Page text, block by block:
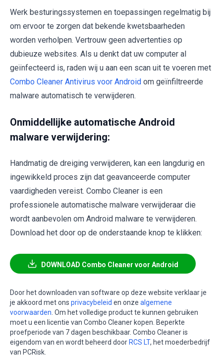
Werk besturingssystemen en toepassingen regelmatig bij
om ervoor te zorgen dat bekende kwetsbaarheden
worden verholpen. Vertrouw geen advertenties op
dubieuze websites. Als u denkt dat uw computer al
geïnfecteerd is, raden wij u aan een scan uit te voeren met
Combo Cleaner Antivirus voor Android om geïnfiltreerde
malware automatisch te verwijderen.
Onmiddellijke automatische Android
malware verwijdering:
Handmatig de dreiging verwijderen, kan een langdurig en
ingewikkeld proces zijn dat geavanceerde computer
vaardigheden vereist. Combo Cleaner is een
professionele automatische malware verwijderaar die
wordt aanbevolen om Android malware te verwijderen.
Download het door op de onderstaande knop te klikken:
DOWNLOAD Combo Cleaner voor Android
Door het downloaden van software op deze website verklaar je
je akkoord met ons privacybeleid en onze algemene
voorwaarden . Om het volledige product te kunnen gebruiken
moet u een licentie van Combo Cleaner kopen. Beperkte
proefperiode van 7 dagen beschikbaar. Combo Cleaner is
eigendom van en wordt beheerd door RCS LT, het moederbedrijf
van PCRisk.